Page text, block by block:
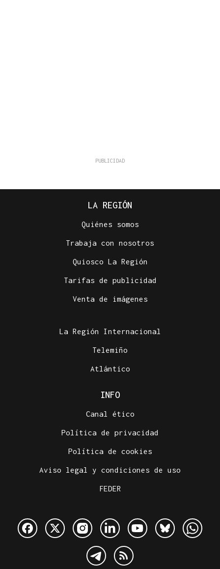
LA REGIÓN
Quiénes somos
Trabaja con nosotros
Quiosco La Región
Tarifas de publicidad
Venta de imágenes
La Región Internacional
Telemiño
Atlántico
INFO
Canal ético
Política de privacidad
Política de cookies
Aviso legal y condiciones de uso
FEDER